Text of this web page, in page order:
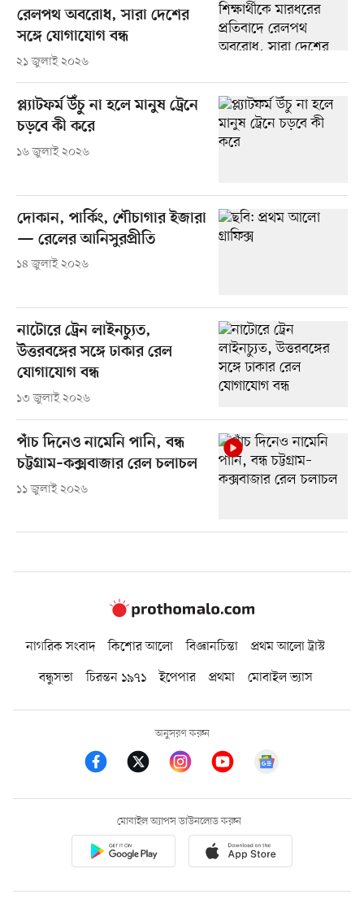
রেলপথ অবরোধ, সারা দেশের
সঙ্গে যোগাযোগ বন্ধ
২১ জুলাই ২০২৬
প্ল্যাটফর্ম উঁচু না হলে মানুষ ট্রেনে
চড়বে কী করে
১৬ জুলাই ২০২৬
দোকান, পার্কিং, শৌচাগার ইজারা
— রেলের আনিসুরপ্রীতি
১৪ জুলাই ২০২৬
নাটোরে ট্রেন লাইনচ্যুত,
উত্তরবঙ্গের সঙ্গে ঢাকার রেল
যোগাযোগ বন্ধ
১৩ জুলাই ২০২৬
পাঁচ দিনেও নামেনি পানি, বন্ধ
চট্টগ্রাম–কক্সবাজার রেল চলাচল
১১ জুলাই ২০২৬
নাগরিক সংবাদ কিশোর আলো বিজ্ঞানচিন্তা
প্রথম আলো ট্রাস্ট
বন্ধুসভা
চিরন্তন ১৯৭১ ইপেপার প্রথমা মোবাইল ভ্যাস
অনুসরণ করুন
মোবাইল অ্যাপস ডাউনলোড করুন